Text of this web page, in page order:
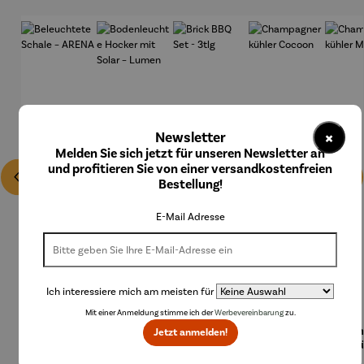
Bodenleu
chte
Brick BBQ
Set - 3tlg
×
Newsletter
Melden Sie sich jetzt für unseren Newsletter an
und profitieren Sie von einer versandkostenfreien
Bestellung!
E-Mail Adresse
Ich interessiere mich am meisten für
Mit einer Anmeldung stimme ich derWerbevereinbarungzu.
Jetzt anmelden!